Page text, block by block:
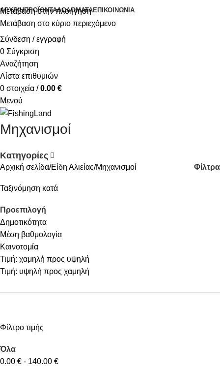
Μετάβαση στην πλοήγηση
Μετάβαση στο κύριο περιεχόμενο
ΑΡΧΙΚΉΠΡΟΪΌΝΤΑΔΟΛΏΜΑΤΑΕΠΙΚΟΙΝΩΝΊΑ
Σύνδεση / εγγραφή
0 Σύγκριση
Αναζήτηση
Λίστα επιθυμιών
0 στοιχεία / 0.00 €
Μενού
Μηχανισμοί
Κατηγορίες
Αρχική σελίδα Είδη Αλιείας Μηχανισμοί Φίλτρα
Ταξινόμηση κατά
Προεπιλογή
Δημοτικότητα
Μέση βαθμολογία
Καινοτομία
Τιμή: χαμηλή προς υψηλή
Τιμή: υψηλή προς χαμηλή
Φίλτρο τιμής
Όλα
0.00 € - 140.00 €